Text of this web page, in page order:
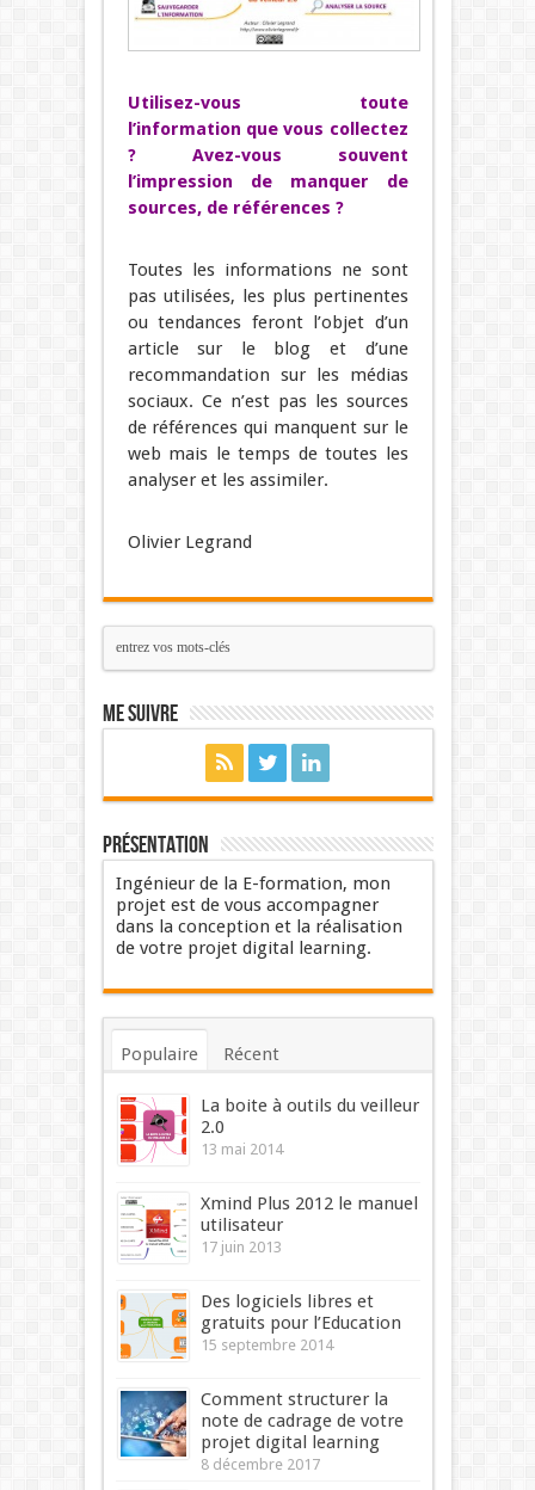
Utilisez-vous toute
l’information que vous collectez
? Avez-vous souvent
l’impression de manquer de
sources, de références ?
Toutes les informations ne sont
pas utilisées, les plus pertinentes
ou tendances feront l’objet d’un
article sur le blog et d’une
recommandation sur les médias
sociaux. Ce n’est pas les sources
de références qui manquent sur le
web mais le temps de toutes les
analyser et les assimiler.
Olivier Legrand
Me suivre
Présentation
Ingénieur de la E-formation, mon
projet est de vous accompagner
dans la conception et la réalisation
de votre projet digital learning.
Populaire Récent
Commentaires Mots-clés
La boite à outils du veilleur
2.0
13 mai 2014
Xmind Plus 2012 le manuel
utilisateur
17 juin 2013
Des logiciels libres et
gratuits pour l’Education
15 septembre 2014
Comment structurer la
note de cadrage de votre
projet digital learning
8 décembre 2017